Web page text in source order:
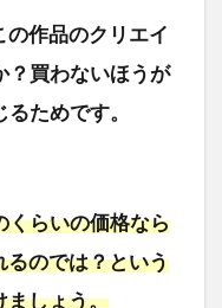
の作品のクリエイ
？買わないほうが
ためです。
くらいの価格なら
るのでは？という
ましょう。